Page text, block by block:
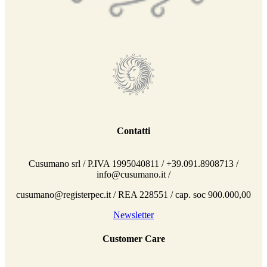
Contatti
Cusumano srl / P.IVA 1995040811 / +39.091.8908713 /
info@cusumano.it /
cusumano@registerpec.it / REA 228551 / cap. soc 900.000,00
Newsletter
Customer Care